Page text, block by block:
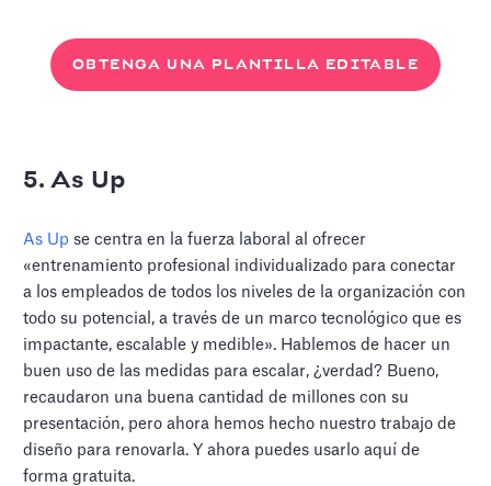
OBTENGA UNA PLANTILLA EDITABLE
5. As Up
As Up se centra en la fuerza laboral al ofrecer
«entrenamiento profesional individualizado para conectar
a los empleados de todos los niveles de la organización con
todo su potencial, a través de un marco tecnológico que es
impactante, escalable y medible». Hablemos de hacer un
buen uso de las medidas para escalar, ¿verdad? Bueno,
recaudaron una buena cantidad de millones con su
presentación, pero ahora hemos hecho nuestro trabajo de
diseño para renovarla. Y ahora puedes usarlo aquí de
forma gratuita.